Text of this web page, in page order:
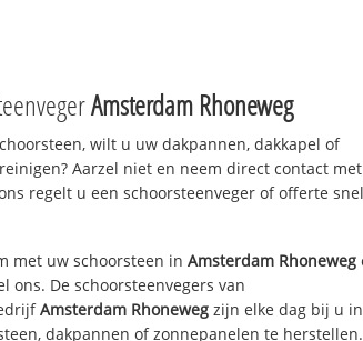
Amsterdam Rhoneweg
wilt u uw dakpannen, dakkapel of
Aarzel niet en neem direct contact
regelt u een schoorsteenveger of offerte
met uw schoorsteen in Amsterdam Rhoneweg
ons. De schoorsteenvegers van
Amsterdam Rhoneweg zijn elke dag bij u
dakpannen of zonnepanelen te herstellen.